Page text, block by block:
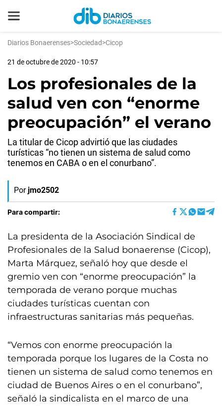
Diarios Bonaerenses>Sociedad>Cicop
21 de octubre de 2020 - 10:57
Los profesionales de la
salud ven con “enorme
preocupación” el verano
La titular de Cicop advirtió que las ciudades
turísticas “no tienen un sistema de salud como
tenemos en CABA o en el conurbano”.
Por jmo2502
Para compartir:
La presidenta de la Asociación Sindical de
Profesionales de la Salud bonaerense (Cicop),
Marta Márquez, señaló hoy que desde el
gremio ven con “enorme preocupación” la
temporada de verano porque muchas
ciudades turísticas cuentan con
infraestructuras sanitarias más pequeñas.
“Vemos con enorme preocupación la
temporada porque los lugares de la Costa no
tienen un sistema de salud como tenemos en
ciudad de Buenos Aires o en el conurbano”,
señaló la sindicalista en el marco de una